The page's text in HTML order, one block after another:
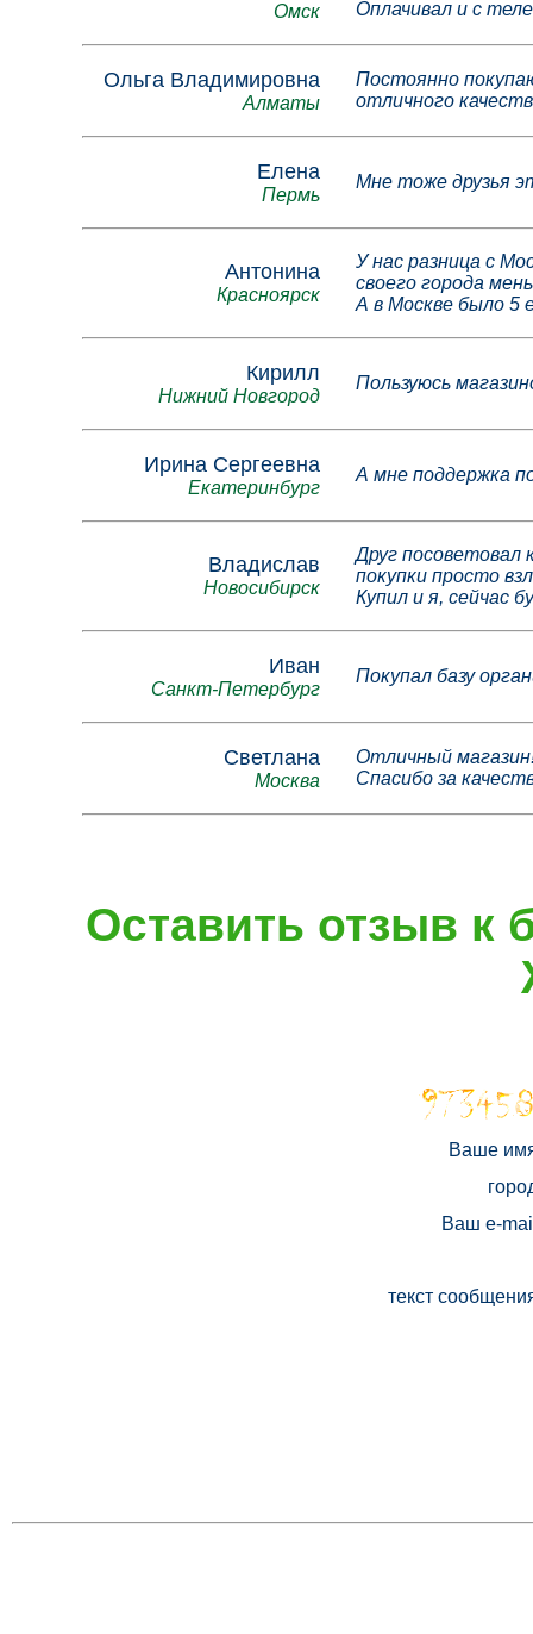
Омск Оплачивал и с
Ольга Владимировна
Алматы
Постоянно
отличного
Елена
Пермь
Мне тоже друзья
Антонина
Красноярск
У нас разница с
своего города
А в Москве было 5
Кирилл
Нижний Новгород
Пользуюсь
Ирина Сергеевна
Екатеринбург
А мне поддержка
Владислав
Новосибирск
Друг посоветовал
покупки просто
Купил и я, сейчас
Иван
Санкт-Петербург
Покупал базу
Светлана
Москва
Отличный
Спасибо за
Оставить отзыв к
Ваше
Ваш e-
текст